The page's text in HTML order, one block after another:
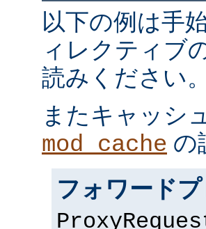
以下の例は手
ィレクティブ
読みください。
またキャッシ
mod_cache の
フォワード